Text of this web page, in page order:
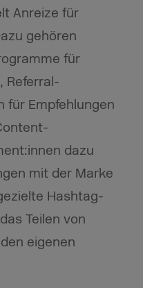
Anreize für
gehören
für
Referral-
für Empfehlungen
dazu
mit der Marke
Hashtag-
Teilen von
eigenen